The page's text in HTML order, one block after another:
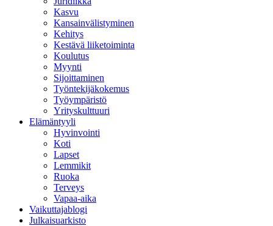
Kasvu
Kansainvälistyminen
Kehitys
Kestävä liiketoiminta
Koulutus
Myynti
Sijoittaminen
Työntekijäkokemus
Työympäristö
Yrityskulttuuri
Elämäntyyli
Hyvinvointi
Koti
Lapset
Lemmikit
Ruoka
Terveys
Vapaa-aika
Vaikuttajablogi
Julkaisuarkisto